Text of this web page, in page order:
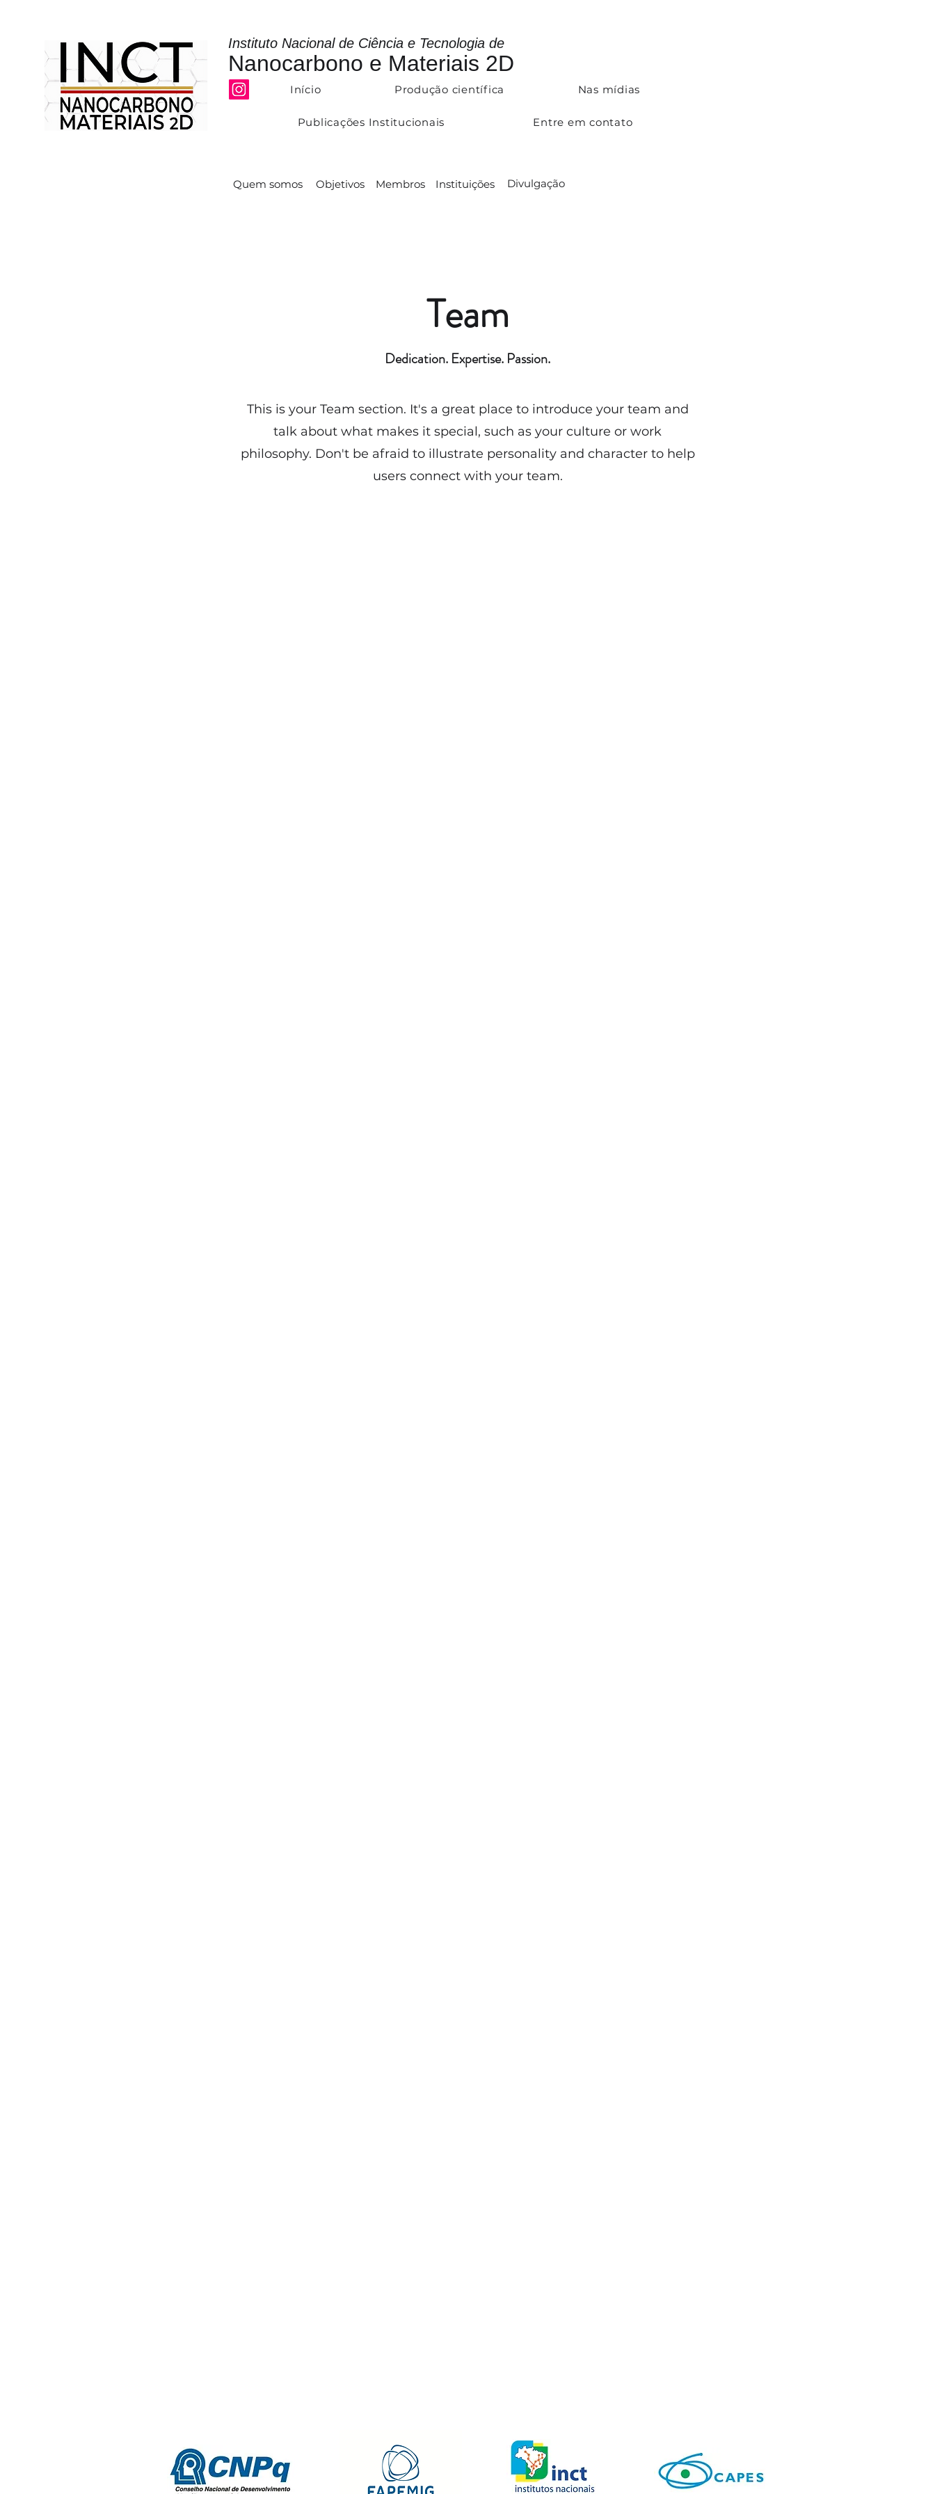
Nanocarbono e Materiais 2D
Instituto Nacional de Ciência e Tecnologia de
Início Produção científica Nas mídias
Publicações Institucionais Entre em contato
Quem somos Objetivos Membros Instituições Divulgação
Team
Dedication. Expertise. Passion.
This is your Team section. It's a great place to introduce your team and
talk about what makes it special, such as your culture or work
philosophy. Don't be afraid to illustrate personality and character to help
users connect with your team.